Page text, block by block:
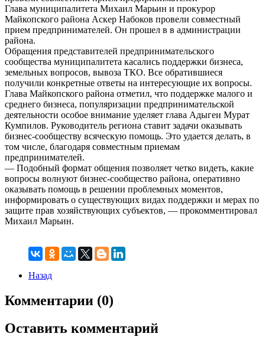
Глава муниципалитета Михаил Марьин и прокурор
Майкопского района Аскер Набоков провели совместный
прием предпринимателей. Он прошел в в администрации
района.
Обращения представителей предпринимательского
сообщества муниципалитета касались поддержки бизнеса,
земельных вопросов, вывоза ТКО. Все обратившиеся
получили конкретные ответы на интересующие их вопросы.
Глава Майкопского района отметил, что поддержке малого и
среднего бизнеса, популяризации предпринимательской
деятельности особое внимание уделяет глава Адыгеи Мурат
Кумпилов. Руководитель региона ставит задачи оказывать
бизнес-сообществу всяческую помощь. Это удается делать, в
том числе, благодаря совместным приемам
предпринимателей.
— Подобный формат общения позволяет четко видеть, какие
вопросы волнуют бизнес-сообщество района, оперативно
оказывать помощь в решении проблемных моментов,
информировать о существующих видах поддержки и мерах по
защите прав хозяйствующих субъектов, — прокомментировал
Михаил Марьин.
Назад
Комментарии (0)
Оставить комментарий